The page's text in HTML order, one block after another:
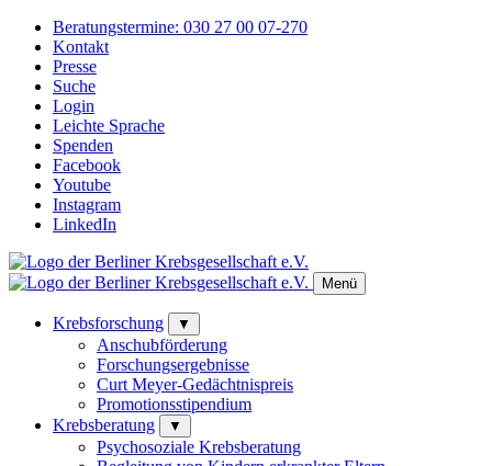
Beratungstermine: 030 27 00 07-270
Kontakt
Presse
Suche
Login
Leichte Sprache
Spenden
Facebook
Youtube
Instagram
LinkedIn
Menü
Krebsforschung ▼
Anschubförderung
Forschungsergebnisse
Curt Meyer-Gedächtnispreis
Promotionsstipendium
Krebsberatung
▼
Psychosoziale Krebsberatung